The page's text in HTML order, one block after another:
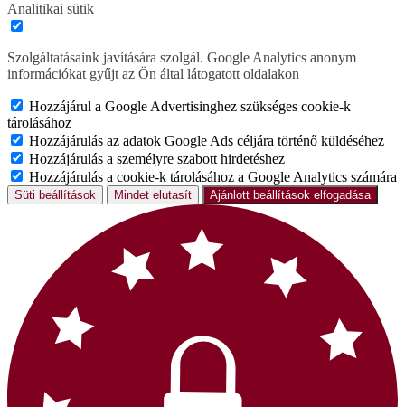
Analitikai sütik
Szolgáltatásaink javítására szolgál. Google Analytics anonym
információkat gyűjt az Ön által látogatott oldalakon
Hozzájárul a Google Advertisinghez szükséges cookie-k
tárolásához
Hozzájárulás az adatok Google Ads céljára történő küldéséhez
Hozzájárulás a személyre szabott hirdetéshez
Hozzájárulás a cookie-k tárolásához a Google Analytics számára
Süti beállítások Mindet elutasít Ajánlott beállítások elfogadása